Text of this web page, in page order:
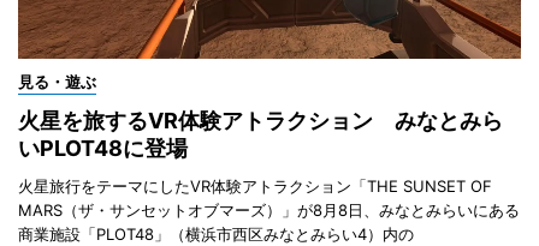
見る・遊ぶ
火星を旅するVR体験アトラクション みなとみら
いPLOT48に登場
火星旅行をテーマにしたVR体験アトラクション「THE SUNSET OF
MARS（ザ・サンセットオブマーズ）」が8月8日、みなとみらいにある
商業施設「PLOT48」（横浜市西区みなとみらい4）内の